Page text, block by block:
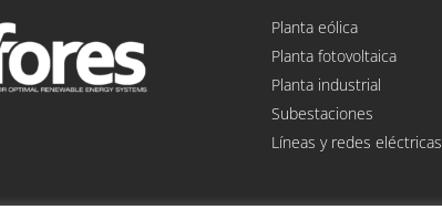
Planta eólica
Planta fotovoltaica
Planta industrial
Subestaciones
Líneas y redes eléctricas